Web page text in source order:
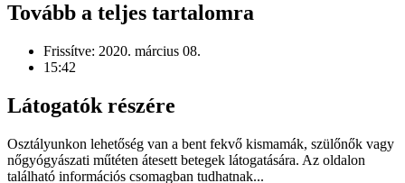
Tovább a teljes tartalomra
Frissítve: 2020. március 08.
15:42
Látogatók részére
Osztályunkon lehetőség van a bent fekvő kismamák, szülőnők vagy
nőgyógyászati műtéten átesett betegek látogatására. Az oldalon
található információs csomagban tudhatnak...